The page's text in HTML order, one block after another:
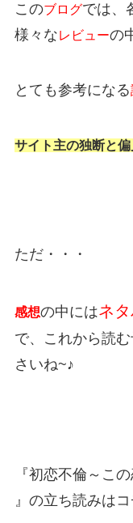
このブログでは、
様々なレビューの
とても参考になる
サイト主の独断と
ただ・・・
感想の中にはネ
で、これから読
さいね~♪
『初恋不倫～こ
』の立ち読みは